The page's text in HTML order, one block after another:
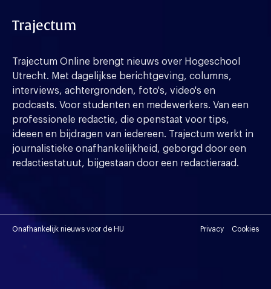
Trajectum
Trajectum Online brengt nieuws over Hogeschool
Utrecht. Met dagelijkse berichtgeving, columns,
interviews, achtergronden, foto's, video's en
podcasts. Voor studenten en medewerkers. Van een
professionele redactie, die openstaat voor tips,
ideeen en bijdragen van iedereen. Trajectum werkt in
journalistieke onafhankelijkheid, geborgd door een
redactiestatuut, bijgestaan door een redactieraad.
Onafhankelijk nieuws voor de HU Privacy Cookies